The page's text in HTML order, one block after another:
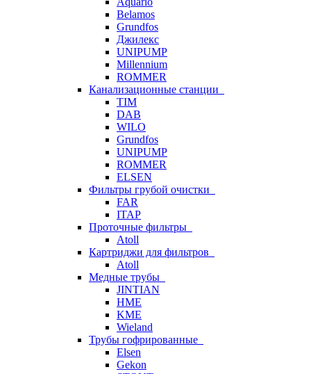
Belamos
Grundfos
Джилекс
UNIPUMP
Millennium
ROMMER
Канализационные станции
TIM
DAB
WILO
Grundfos
UNIPUMP
ROMMER
ELSEN
Фильтры грубой очистки
FAR
ITAP
Проточные фильтры
Atoll
Картриджи для фильтров
Atoll
Медные трубы
JINTIAN
HME
KME
Wieland
Трубы гофрированные
Elsen
Gekon